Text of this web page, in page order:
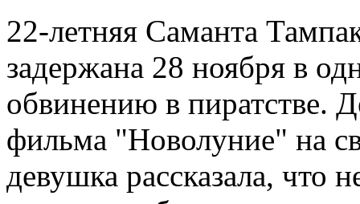
22-летняя Саманта
задержана 28 ноября в
обвинению в пиратстве.
фильма "Новолуние" на
девушка рассказала, что